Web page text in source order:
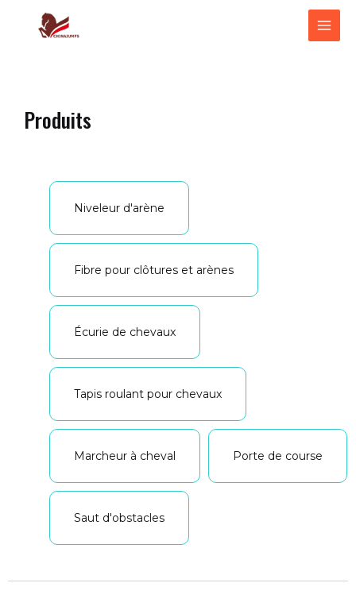
Produits
Niveleur d'arène
Fibre pour clôtures et arènes
Écurie de chevaux
Tapis roulant pour chevaux
Marcheur à cheval Porte de course
Saut d'obstacles